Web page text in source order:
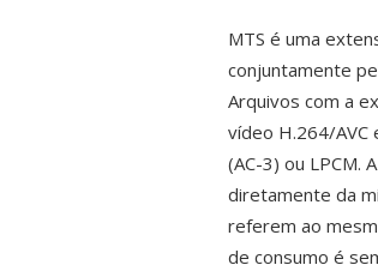
MTS é uma
conjuntamente
Arquivos com a
vídeo H.264/AVC
(AC-3) ou LPCM.
diretamente da
referem ao
de consumo é